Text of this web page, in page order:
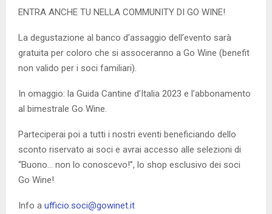
ENTRA ANCHE TU NELLA COMMUNITY DI GO WINE!
La degustazione al banco d’assaggio dell’evento sarà
gratuita per coloro che si assoceranno a Go Wine (benefit
non valido per i soci familiari).
In omaggio: la Guida Cantine d’Italia 2023 e l’abbonamento
al bimestrale Go Wine.
Parteciperai poi a tutti i nostri eventi beneficiando dello
sconto riservato ai soci e avrai accesso alle selezioni di
“Buono… non lo conoscevo!”, lo shop esclusivo dei soci
Go Wine!
Info a ufficio.soci@gowinet.it